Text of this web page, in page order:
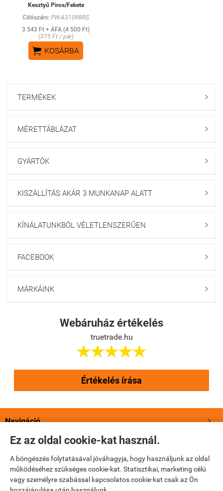
Ez az oldal cookie-kat használ.
A böngészés folytatásával jóváhagyja, hogy használjunk az oldal
működéséhez szükséges cookie-kat. Statisztikai, marketing célú
vagy személyre szabással kapcsolatos cookie-kat csak az Ön
Kesztyű Piros/Fekete
Cikkszám: PW-A310R8RS
3 543 Ft + ÁFA (4 500 Ft)
(375 Ft / pár)
 KOSÁRBA
TERMÉKEK 
MÉRETTÁBLÁZAT 
GYÁRTÓK 
KISZÁLLÍTÁS AKÁR 3 MUNKANAP ALATT 
KÍNÁLATUNKBÓL VÉLETLENSZERŰEN 
FACEBOOK 
MÁRKÁINK 
Webáruház értékelés
truetrade.hu

Értékelés írása
Navigáció 
Saját fiók
Bemutatkozás